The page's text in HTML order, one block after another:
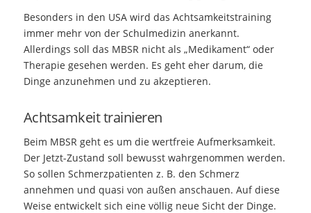
Besonders in den USA wird das Achtsamkeitstraining
immer mehr von der Schulmedizin anerkannt.
Allerdings soll das MBSR nicht als „Medikament“ oder
Therapie gesehen werden. Es geht eher darum, die
Dinge anzunehmen und zu akzeptieren.
Achtsamkeit trainieren
Beim MBSR geht es um die wertfreie Aufmerksamkeit.
Der Jetzt-Zustand soll bewusst wahrgenommen werden.
So sollen Schmerzpatienten z. B. den Schmerz
annehmen und quasi von außen anschauen. Auf diese
Weise entwickelt sich eine völlig neue Sicht der Dinge.